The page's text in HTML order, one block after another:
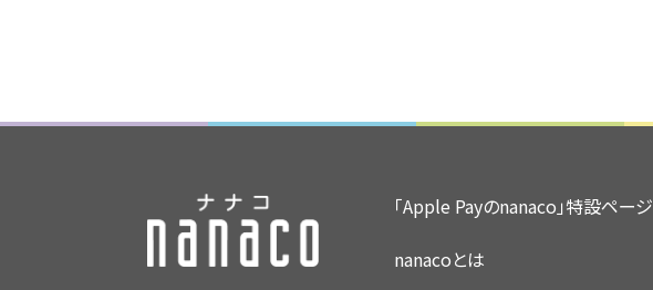
「Apple Payのnanaco」特設ページ
nanacoとは